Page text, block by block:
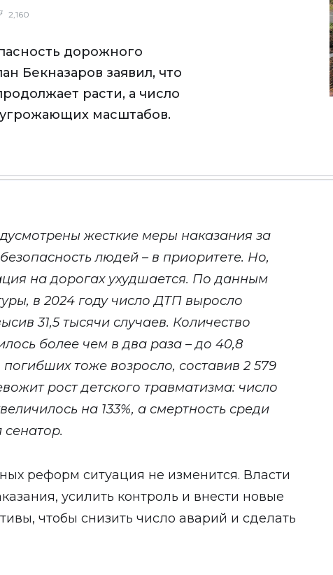
2,160
дорожного
Бекназаров заявил, что
расти, а число
масштабов.
жесткие меры наказания за
людей – в приоритете. Но,
на дорогах ухудшается. По данным
в 2024 году число ДТП выросло
31,5 тысячи случаев. Количество
более чем в два раза – до 40,8
тоже возросло, составив 2 579
рост детского травматизма: число
на 133%, а смертность среди
сенатор.
реформ ситуация не изменится. Власти
усилить контроль и внести новые
чтобы снизить число аварий и сделать